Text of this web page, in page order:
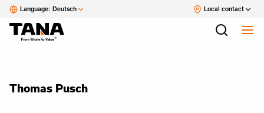
Language: Deutsch Local contact
Thomas Pusch